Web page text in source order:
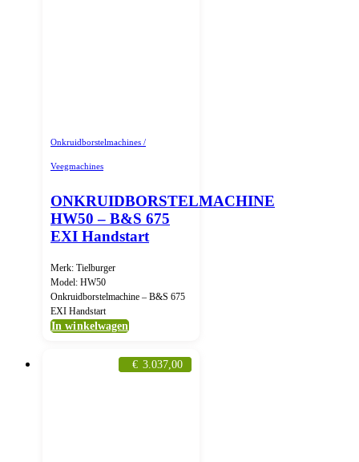
Onkruidborstelmachines /
Veegmachines
ONKRUIDBORSTELMACHINE
HW50 – B&S 675
EXI Handstart
Merk: Tielburger
Model: HW50
Onkruidborstelmachine – B&S 675
EXI Handstart
In winkelwagen
€ 3.037,00